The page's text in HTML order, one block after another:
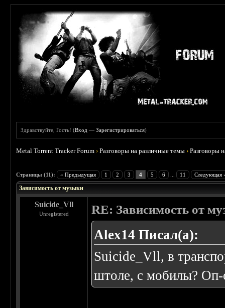
Здравствуйте, Гость! (Вход —Зарегистрироваться)
Metal Torrent Tracker Forum ›Разговоры на различные темы ›Разговоры
Страницы (11): « Предыдущая 1 2 3 4 5 6 11 Следующая
Зависимость от музыки
Suicide_Vll
Unregistered RE: Зависимость от
Alex14 Писал(а):
Suicide_Vll, в
штоле, с мобилы? Оп-